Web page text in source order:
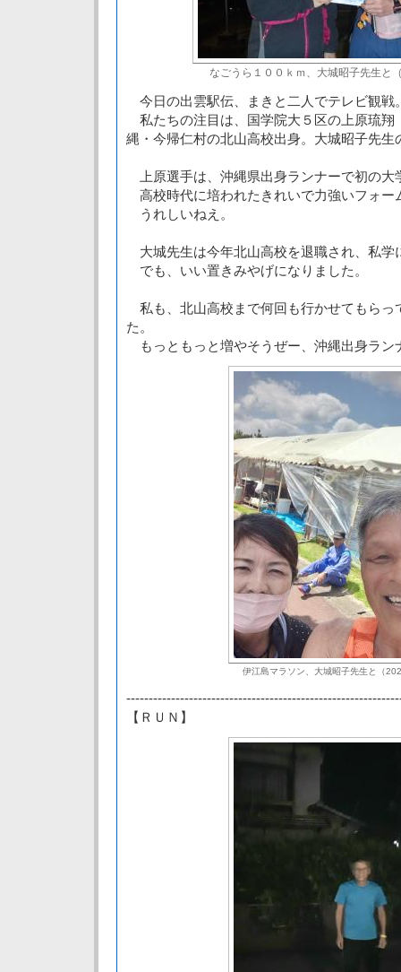
なごうら１００ｋｍ、大城昭子先生と
今日の出雲駅伝、まきと二人でテレビ観戦
私たちの注目は、国学院大５区の上原琉翔
縄・今帰仁村の北山高校出身。大城昭子先生
上原選手は、沖縄県出身ランナーで初の大
高校時代に培われたきれいで力強いフォー
うれしいねえ。
大城先生は今年北山高校を退職され、私学
でも、いい置きみやげになりました。
私も、北山高校まで何回も行かせてもらっ
た。
もっともっと増やそうぜー、沖縄出身ラン
伊江島マラソン、大城昭子先生と（
【ＲＵＮ】